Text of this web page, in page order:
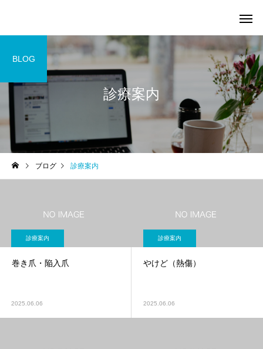
保険治療 美容施術・美容注射
診療案内
BLOG
ブログ 診療案内
診療案内
巻き爪・陥入爪
2025.06.06
診療案内
やけど（熱傷）
2025.06.06